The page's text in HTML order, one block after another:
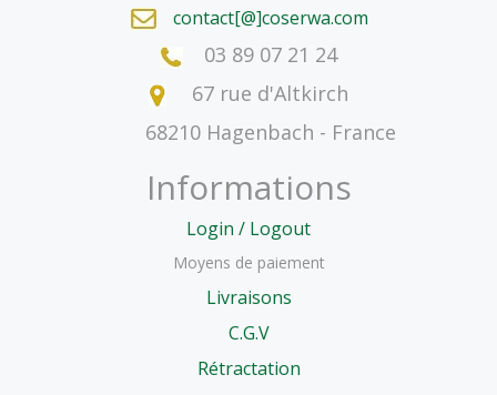
contact[@]coserwa.com
03 89 07 21 24
67 rue d'Altkirch
68210 Hagenbach - France
Informations
Login / Logout
Moyens de paiement
Livraisons
C.G.V
Rétractation